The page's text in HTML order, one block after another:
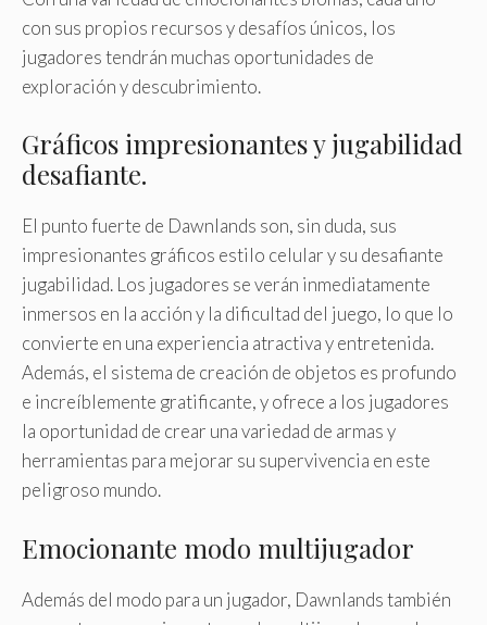
con sus propios recursos y desafíos únicos, los
jugadores tendrán muchas oportunidades de
exploración y descubrimiento.
Gráficos impresionantes y jugabilidad
desafiante.
El punto fuerte de Dawnlands son, sin duda, sus
impresionantes gráficos estilo celular y su desafiante
jugabilidad. Los jugadores se verán inmediatamente
inmersos en la acción y la dificultad del juego, lo que lo
convierte en una experiencia atractiva y entretenida.
Además, el sistema de creación de objetos es profundo
e increíblemente gratificante, y ofrece a los jugadores
la oportunidad de crear una variedad de armas y
herramientas para mejorar su supervivencia en este
peligroso mundo.
Emocionante modo multijugador
Además del modo para un jugador, Dawnlands también